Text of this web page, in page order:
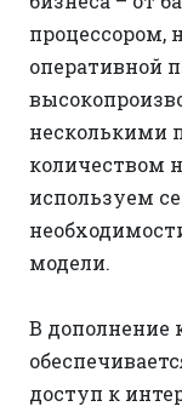
процессором,
оперативной
несколькими
количеством
используем
модели.
В
доступ к